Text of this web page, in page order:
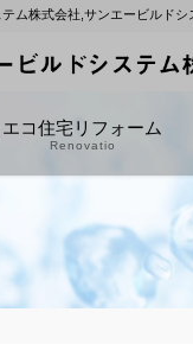
ム株式会社,サンエービルド
エコ住宅リフォーム
Renovatio